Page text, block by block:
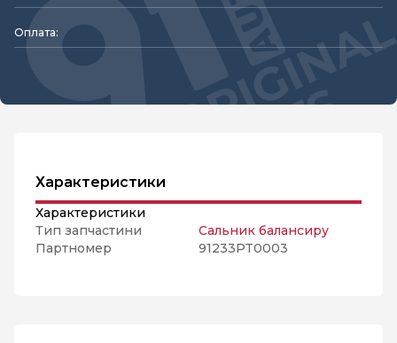
Оплата:
Характеристики
Характеристики
Тип запчастини
Сальник балансиру
Партномер
91233PT0003